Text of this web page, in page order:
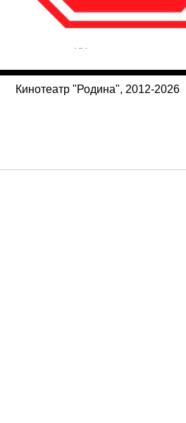
Кинотеатр "Родина", 2012-2026